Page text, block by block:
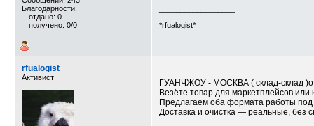
Благодарности:
отдано: 0
получено: 0/0
*rfualogist*
rfualogist
Активист
ГУАНЧЖОУ - МОСКВА ( склад-склад
Везёте товар для маркетплейсов
Предлагаем оба формата работы
Доставка и очистка — реальные, без